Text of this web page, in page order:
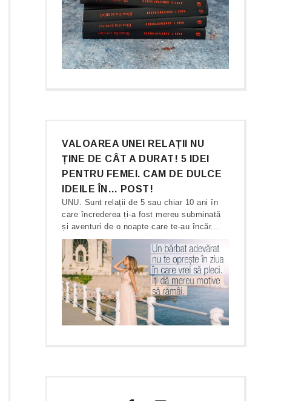
VALOAREA UNEI RELAȚII NU
ȚINE DE CÂT A DURAT! 5 IDEI
PENTRU FEMEI. CAM DE DULCE
IDEILE ÎN… POST!
UNU. Sunt relații de 5 sau chiar 10 ani în
care încrederea ți-a fost mereu subminată
și aventuri de o noapte care te-au încăr...